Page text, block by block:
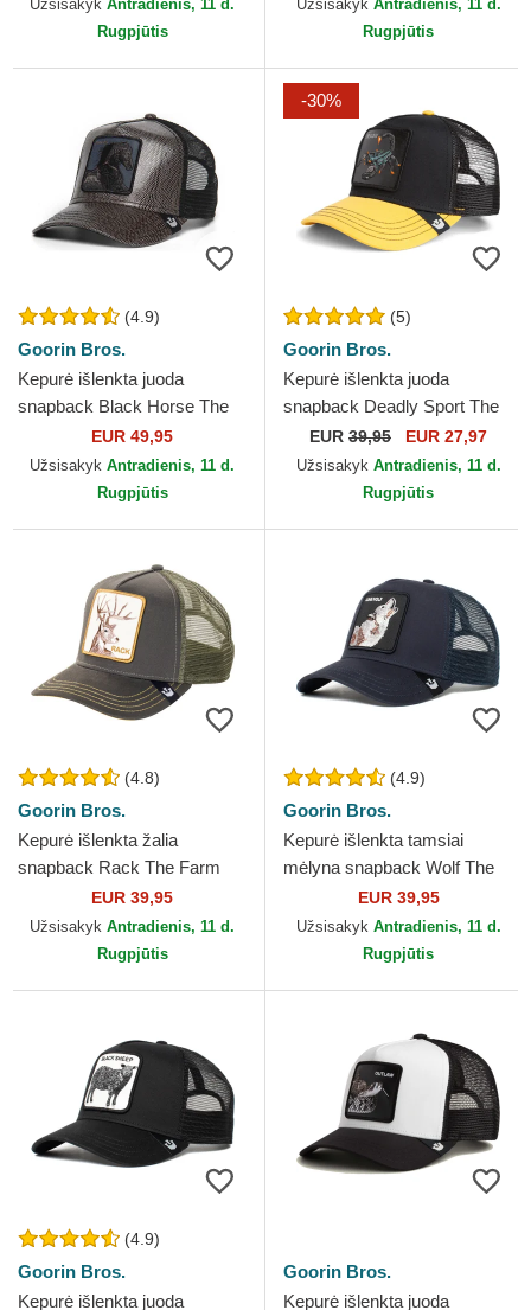
Užsisakyk Antradienis, 11 d.
Rugpjūtis
Užsisakyk Antradienis, 11 d.
Rugpjūtis
(4.9)
Goorin Bros.
Kepurė išlenkta juoda
snapback Black Horse The
Farm Goorin Bros.
EUR 49,95
Užsisakyk Antradienis, 11 d.
Rugpjūtis
-30%
(5)
Goorin Bros.
Kepurė išlenkta juoda
snapback Deadly Sport The
Farm Goorin Bros.
EUR 39,95 EUR 27,97
Užsisakyk Antradienis, 11 d.
Rugpjūtis
(4.8)
Goorin Bros.
Kepurė išlenkta žalia
snapback Rack The Farm
Goorin Bros.EUR 39,95
Užsisakyk Antradienis, 11 d.
Rugpjūtis
(4.9)
Goorin Bros.
Kepurė išlenkta tamsiai
mėlyna snapback Wolf The
Farm Goorin Bros.
EUR 39,95
Užsisakyk Antradienis, 11 d.
Rugpjūtis
(4.9)
Goorin Bros.
Kepurė išlenkta juoda
Goorin Bros.
Kepurė išlenkta juoda